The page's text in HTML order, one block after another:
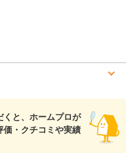
ので大変だったと思います
くと、ホームプロが
価・クチコミや実績